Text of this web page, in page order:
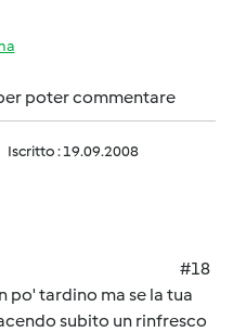
poter commentare
Iscritto : 19.09.2008
#18
po' tardino ma se la tua
subito un rinfresco